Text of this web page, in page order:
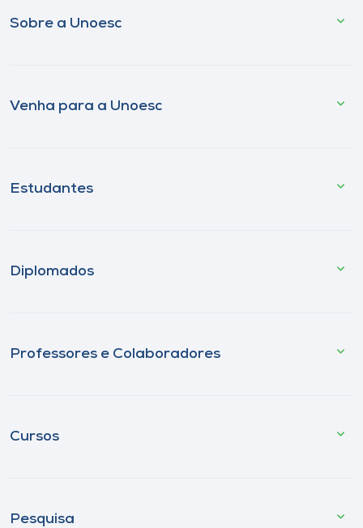
Sobre a Unoesc
Venha para a Unoesc
Estudantes
Diplomados
Professores e Colaboradores
Cursos
Pesquisa